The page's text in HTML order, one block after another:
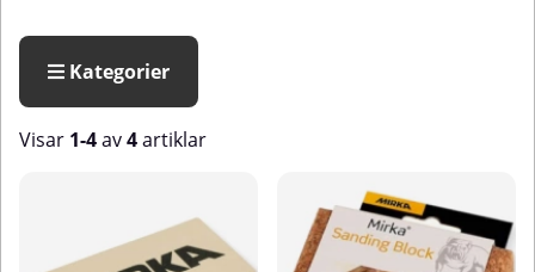
Kategorier
Visar 1-4av4artiklar